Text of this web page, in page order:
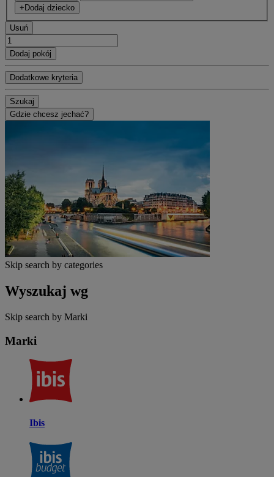
+Dodaj dziecko
Usuń
Dodaj pokój
Dodatkowe kryteria
Szukaj
Gdzie chcesz jechać?
Skip search by categories
Wyszukaj wg
Skip search by Marki
Marki
Ibis